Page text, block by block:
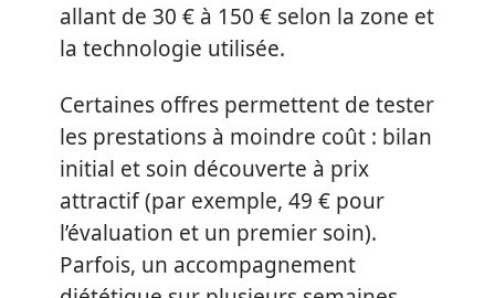
allant de 30 € à 150 € selon la zone et
la technologie utilisée.
Certaines offres permettent de tester
les prestations à moindre coût : bilan
initial et soin découverte à prix
attractif (par exemple, 49 € pour
l’évaluation et un premier soin).
Parfois, un accompagnement